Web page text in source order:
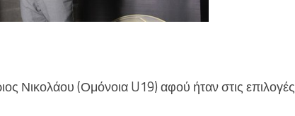
Νικολάου (Ομόνοια U19) αφού ήταν στις επιλογές